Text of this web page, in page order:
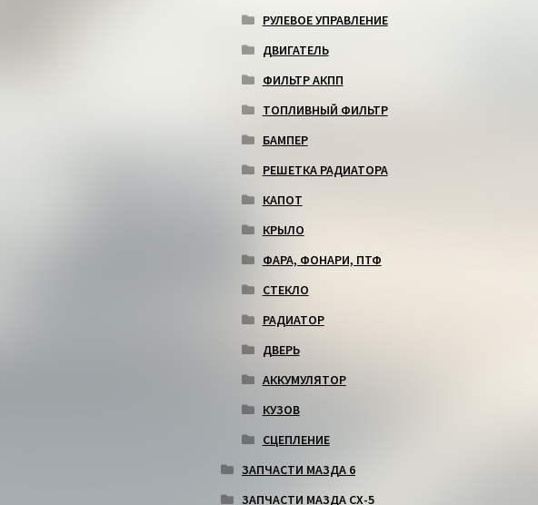
РУЛЕВОЕ УПРАВЛЕНИЕ
ДВИГАТЕЛЬ
ФИЛЬТР АКПП
ТОПЛИВНЫЙ ФИЛЬТР
БАМПЕР
РЕШЕТКА РАДИАТОРА
КАПОТ
КРЫЛО
ФАРА, ФОНАРИ, ПТФ
СТЕКЛО
РАДИАТОР
ДВЕРЬ
АККУМУЛЯТОР
КУЗОВ
СЦЕПЛЕНИЕ
ЗАПЧАСТИ МАЗДА 6
ЗАПЧАСТИ МАЗДА СХ-5